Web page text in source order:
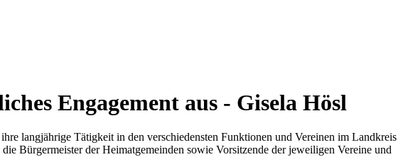
Engagement aus - Gisela Hösl
langjährige Tätigkeit in den verschiedensten Funktionen und Vereinen im Landkreis
Bürgermeister der Heimatgemeinden sowie Vorsitzende der jeweiligen Vereine und